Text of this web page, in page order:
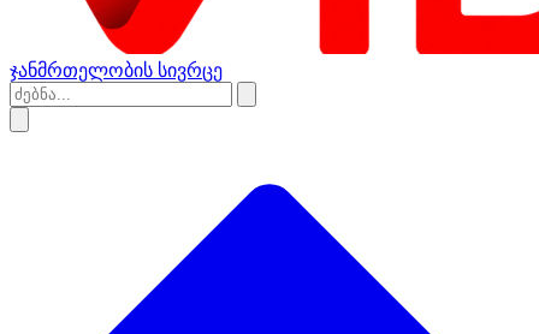
ჯანმრთელობის სივრცე